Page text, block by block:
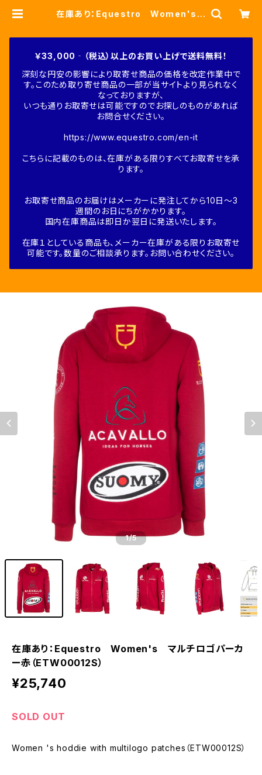
在庫あり：Equestro Women's
￥33,000‐（税込）以上のお買い上げで送料無料！
深刻な円安の影響により取寄せ商品の価格を改定作業中で
す。このため取り寄せ商品の一部が当サイトより見られなく
なっておりますが、
いつも通りお取寄せは可能ですのでお探しのものがあれば
お問合せください。
https://www.equestro.com/en-it
こちらに記載のものは、在庫がある限りすべてお取寄せを承
ります。
お取寄せ商品のお届けはメーカーに発注してから10日～3
週間のお日にちがかかります。
国内在庫商品は即日か翌日に発送いたします。
在庫１としている商品も、メーカー在庫がある限りお取寄せ
可能です。数量のご相談承ります。お問い合わせください。
1/5
在庫あり：Equestro Women's マルチロゴパーカ
ー赤（ETW00012S）
¥25,740
SOLD OUT
Women 's hoddie with multilogo patches（ETW00012S）